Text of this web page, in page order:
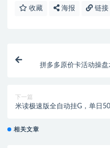
收藏 海报 链接
拼多多原价卡活动操
下一篇
米读极速版全自动挂G，单日
相关文章